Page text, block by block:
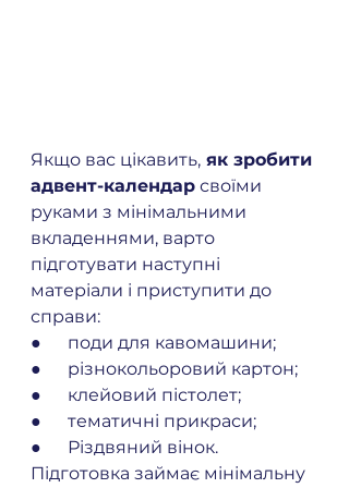
Якщо вас цікавить, як зробити
адвент-календар своїми
руками з мінімальними
вкладеннями, варто
підготувати наступні
матеріали і приступити до
справи:
●      поди для кавомашини;
●      різнокольоровий картон;
●      клейовий пістолет;
●      тематичні прикраси;
●      Різдвяний вінок.
Підготовка займає мінімальну